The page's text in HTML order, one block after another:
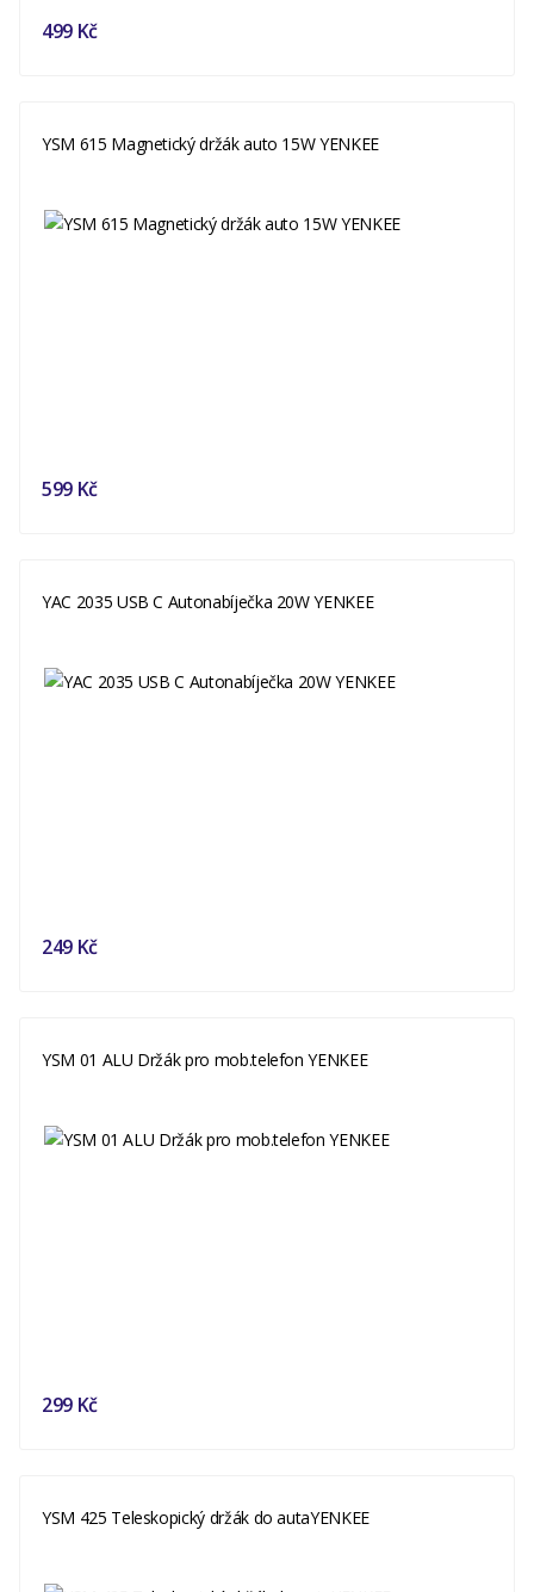
499 Kč
YSM 615 Magnetický držák auto 15W YENKEE
599 Kč
YAC 2035 USB C Autonabíječka 20W YENKEE
249 Kč
YSM 01 ALU Držák pro mob.telefon YENKEE
299 Kč
YSM 425 Teleskopický držák do autaYENKEE